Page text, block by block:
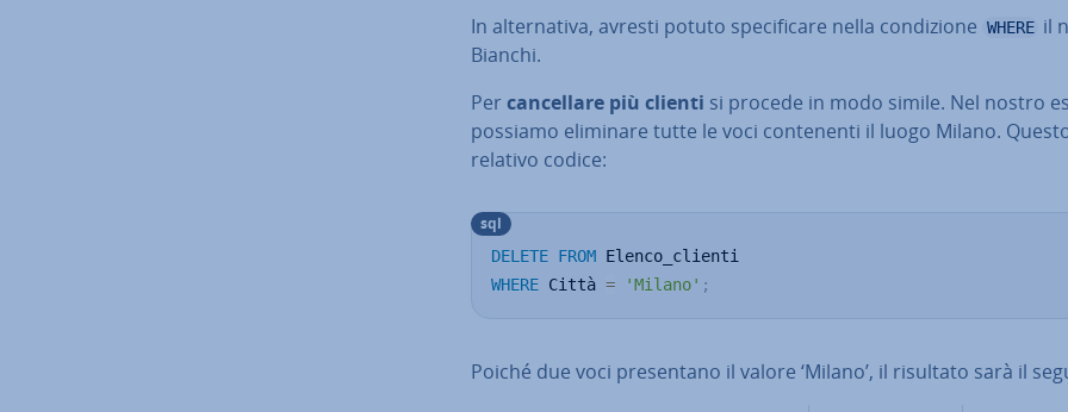
In al­ter­na­ti­va, avresti potuto spe­ci­fi­ca­re nella con­di­zio­ne WHERE il
Bianchi.
Per can­cel­la­re più clienti si procede in modo simile. Nel nostro
possiamo eliminare tutte le voci con­te­nen­ti il luogo Milano.
relativo codice:
DELETE FROM
WHERE Città = 'Milano' ;
sql
Poiché due voci pre­sen­ta­no il valore ‘Milano’, il risultato sarà il